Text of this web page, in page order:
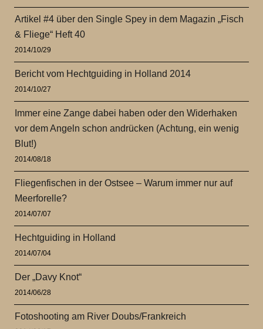
Artikel #4 über den Single Spey in dem Magazin „Fisch
& Fliege“ Heft 40
2014/10/29
Bericht vom Hechtguiding in Holland 2014
2014/10/27
Immer eine Zange dabei haben oder den Widerhaken
vor dem Angeln schon andrücken (Achtung, ein wenig
Blut!)
2014/08/18
Fliegenfischen in der Ostsee – Warum immer nur auf
Meerforelle?
2014/07/07
Hechtguiding in Holland
2014/07/04
Der „Davy Knot“
2014/06/28
Fotoshooting am River Doubs/Frankreich